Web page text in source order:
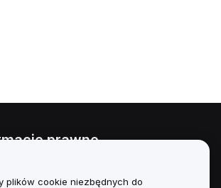
prawne
plików cookie niezbędnych do